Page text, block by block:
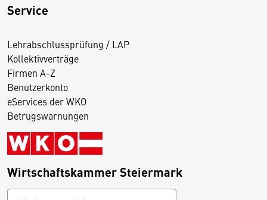
Service
Lehrabschlussprüfung / LAP
Kollektivverträge
Firmen A-Z
Benutzerkonto
eServices der WKO
Betrugswarnungen
Wirtschaftskammer Steiermark